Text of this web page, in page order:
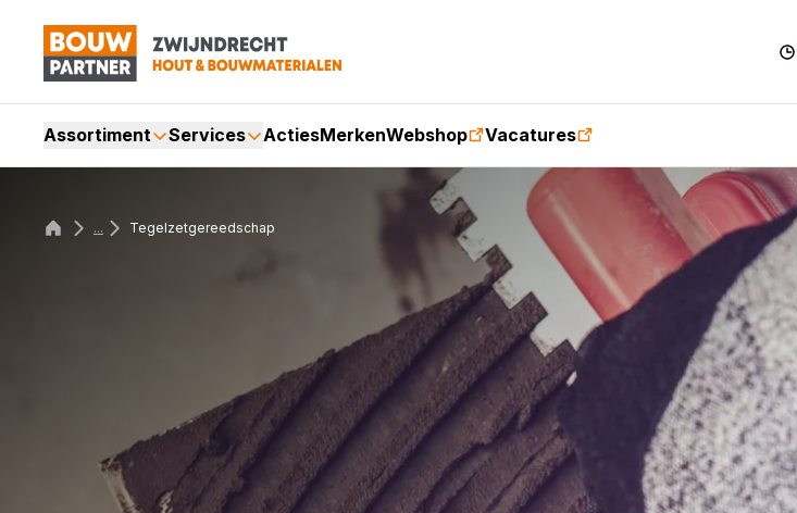
Assortiment Services ActiesMerkenWebshop Vacatures
... Tegelzetgereedschap